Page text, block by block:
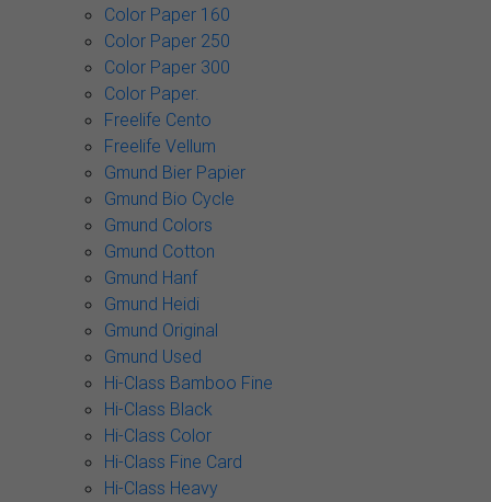
Color Paper 160
Color Paper 250
Color Paper 300
Color Paper.
Freelife Cento
Freelife Vellum
Gmund Bier Papier
Gmund Bio Cycle
Gmund Colors
Gmund Cotton
Gmund Hanf
Gmund Heidi
Gmund Original
Gmund Used
Hi-Class Bamboo Fine
Hi-Class Black
Hi-Class Color
Hi-Class Fine Card
Hi-Class Heavy